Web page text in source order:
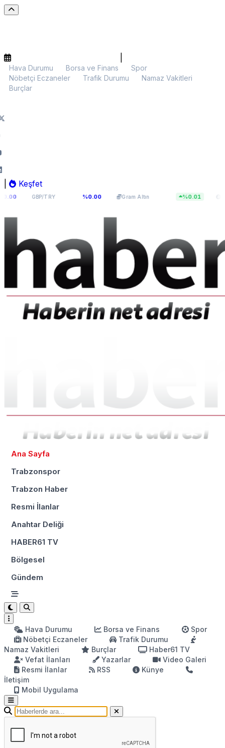
Hava Durumu Borsa ve Finans
Spor
Nöbetçi Eczaneler
Trafik Durumu
Namaz Vakitleri
Burçlar
Keşfet
GBP/TRY 64,3381 %0.00 Gram Altın6.163,57 BTC
Ana Sayfa
Trabzonspor
Trabzon Haber
Resmi İlanlar
Anahtar Deliği
HABER61 TV
Bölgesel
Gündem
Hava Durumu Borsa ve Finans
Spor
Nöbetçi Eczaneler
Trafik Durumu
Namaz Vakitleri
Burçlar
Haber61 TV
Vefat İlanları
Yazarlar
Video Galeri
Resmi İlanlar
RSS
Künye
İletişim
Mobil Uygulama